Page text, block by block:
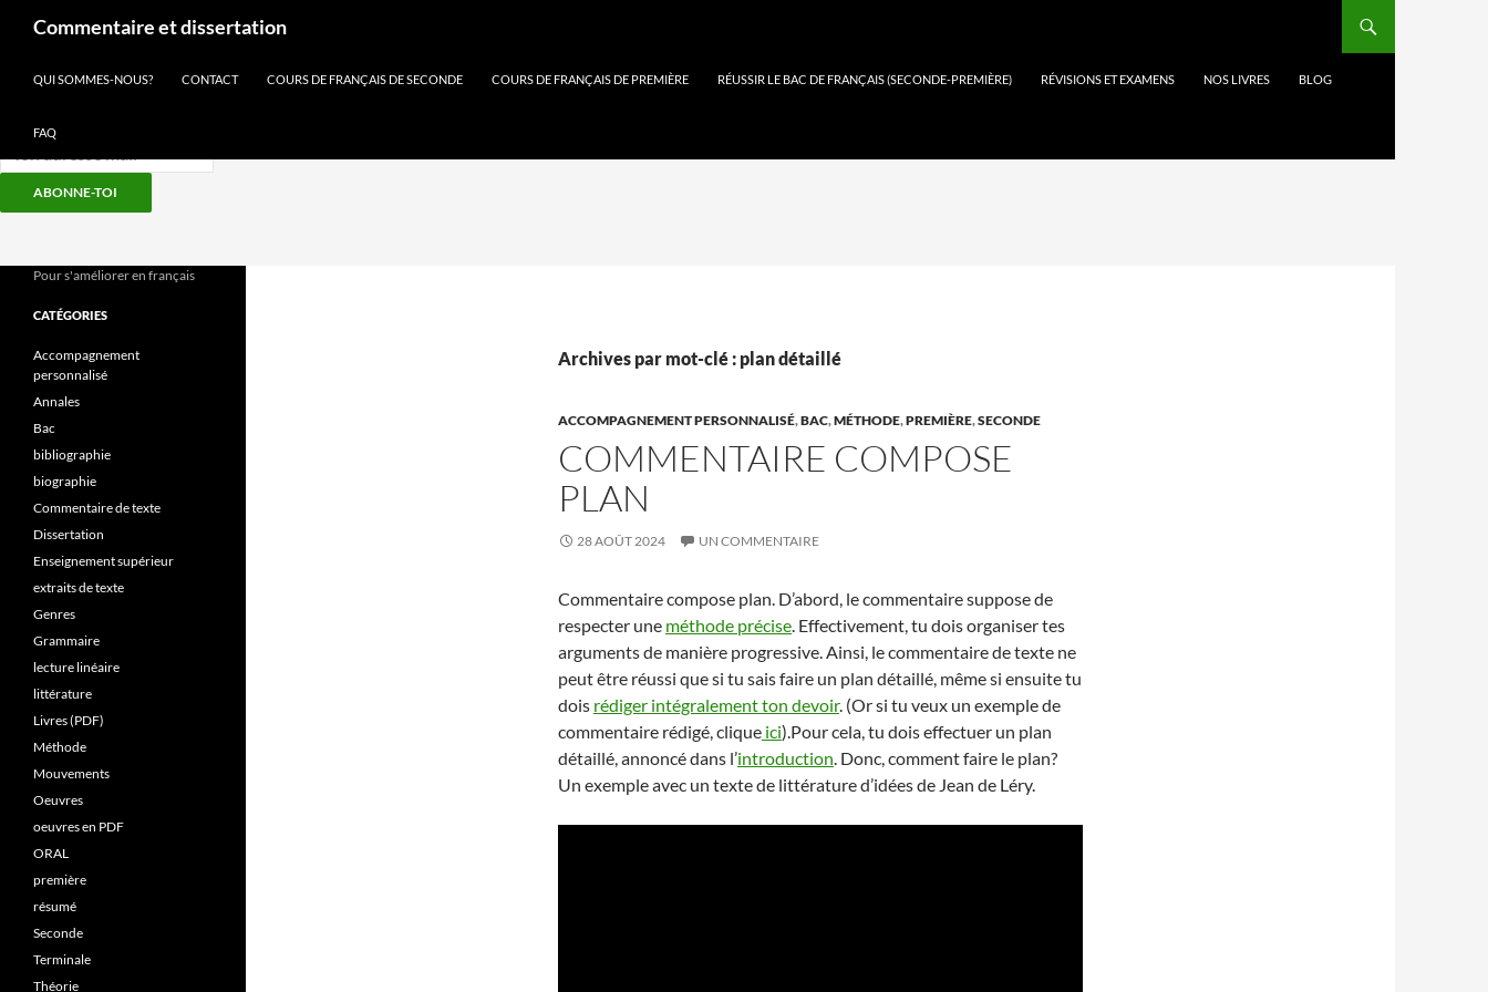
ABONNE-TOI
contenu
Commentaire et dissertation
QUI SOMMES-NOUS? CONTACT COURS DE FRANÇAIS DE SECONDE COURS DE FRANÇAIS DE PREMIÈRE RÉUSSIR LE BAC DE FRANÇAIS (SECONDE-PREMIÈRE) RÉVISIONS ET EXAMENS NOS LIVRES BLOG
FAQ
Archives par mot-clé : plan détaillé
ACCOMPAGNEMENT PERSONNALISÉ,BAC,MÉTHODE,PREMIÈRE,SECONDE
COMMENTAIRE COMPOSE
PLAN
28 AOÛT 2024 UN COMMENTAIRE
Commentaire compose plan. D’abord, le commentaire suppose de
respecter une méthode précise. Effectivement, tu dois organiser tes
arguments de manière progressive. Ainsi, le commentaire de texte ne
peut être réussi que si tu sais faire un plan détaillé, même si ensuite tu
dois rédiger intégralement ton devoir. (Or si tu veux un exemple de
commentaire rédigé, clique ici).Pour cela, tu dois effectuer un plan
détaillé, annoncé dans l’introduction. Donc, comment faire le plan?
Un exemple avec un texte de littérature d’idées de Jean de Léry.
Pour s'améliorer en français
CATÉGORIES
Accompagnement
personnalisé
Annales
Bac
bibliographie
biographie
Commentaire de texte
Dissertation
Enseignement supérieur
extraits de texte
Genres
Grammaire
lecture linéaire
littérature
Livres (PDF)
Méthode
Mouvements
Oeuvres
oeuvres en PDF
ORAL
première
résumé
Seconde
Terminale
Théorie